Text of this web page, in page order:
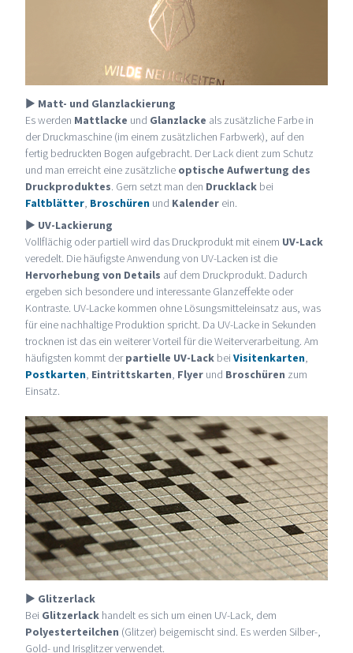
► Matt- und Glanzlackierung
Es werden Mattlacke und Glanzlacke als zusätzliche Farbe in
der Druckmaschine (im einem zusätzlichen Farbwerk), auf den
fertig bedruckten Bogen aufgebracht. Der Lack dient zum Schutz
und man erreicht eine zusätzliche optische Aufwertung des
Druckproduktes. Gern setzt man den Drucklack bei
Faltblätter, Broschüren und Kalender ein.
► UV-Lackierung
Vollflächig oder partiell wird das Druckprodukt mit einem UV-Lack
veredelt. Die häufigste Anwendung von UV-Lacken ist die
Hervorhebung von Details auf dem Druckprodukt. Dadurch
ergeben sich besondere und interessante Glanzeffekte oder
Kontraste. UV-Lacke kommen ohne Lösungsmitteleinsatz aus, was
für eine nachhaltige Produktion spricht. Da UV-Lacke in Sekunden
trocknen ist das ein weiterer Vorteil für die Weiterverarbeitung. Am
häufigsten kommt derpartielle UV-Lack bei Visitenkarten,
Postkarten, Eintrittskarten, Flyer und Broschüren zum
Einsatz.
► Glitzerlack
Bei Glitzerlack handelt es sich um einen UV-Lack, dem
Polyesterteilchen (Glitzer) beigemischt sind. Es werden Silber-,
Gold- und Irisglitzer verwendet.